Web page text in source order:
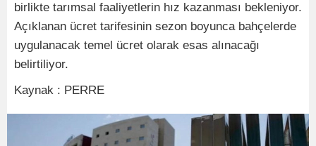
birlikte tarımsal faaliyetlerin hız kazanması bekleniyor.
Açıklanan ücret tarifesinin sezon boyunca bahçelerde
uygulanacak temel ücret olarak esas alınacağı
belirtiliyor.
Kaynak : PERRE